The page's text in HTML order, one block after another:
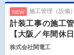
NEW 施工管理（設備）
計装工事の施工
【大阪／年間休
株式会社関電工